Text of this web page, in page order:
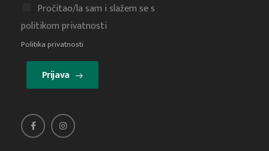
Pročitao/la sam i slažem se s
politikom privatnosti
Politika privatnosti
Prijava